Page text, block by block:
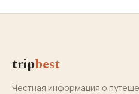
tripbest
Честная информация о